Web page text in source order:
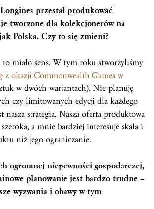
przestał produkować
tworzone dla kolekcjonerów na
Polska. Czy to się zmieni?
to miało sens. W tym roku stworzyliśmy
z okazji Commonwealth Games w
w dwóch wariantach). Nie planuję
czy limitowanych edycji dla każdego
nasza strategia. Nasza oferta produktowa
szeroka, a mnie bardziej interesuje skala i
niż jego ograniczanie.
ogromnej niepewności gospodarczej,
planowanie jest bardzo trudne –
wyzwania i obawy w tym